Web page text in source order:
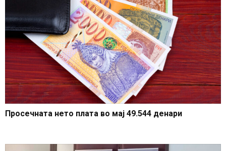
Просечната нето плата во мај 49.544 денари